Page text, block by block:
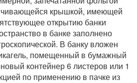
крышкой, имеющей
открытию банки
в банке заполнено
В банку вложен
помещенный в бумажный
контейнер 6 листеров или 1
по применению в пачке из